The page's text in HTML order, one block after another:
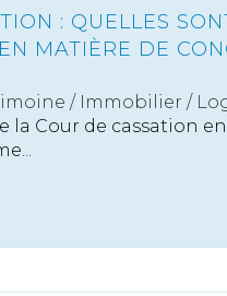
: QUELLES
MATIÈRE DE
/ Immobilier /
la Cour de cassation